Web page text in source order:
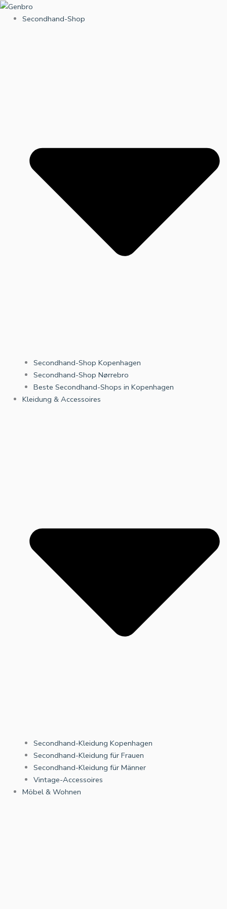
Zum
Inhalt Secondhand-Shop
Secondhand-Shop Kopenhagen
Secondhand-Shop Nørrebro
Beste Secondhand-Shops in Kopenhagen
Kleidung & Accessoires
Secondhand-Kleidung Kopenhagen
Secondhand-Kleidung für Frauen
Secondhand-Kleidung für Männer
Vintage-Accessoires
Möbel & Wohnen